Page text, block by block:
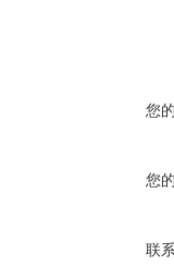
您
您
联